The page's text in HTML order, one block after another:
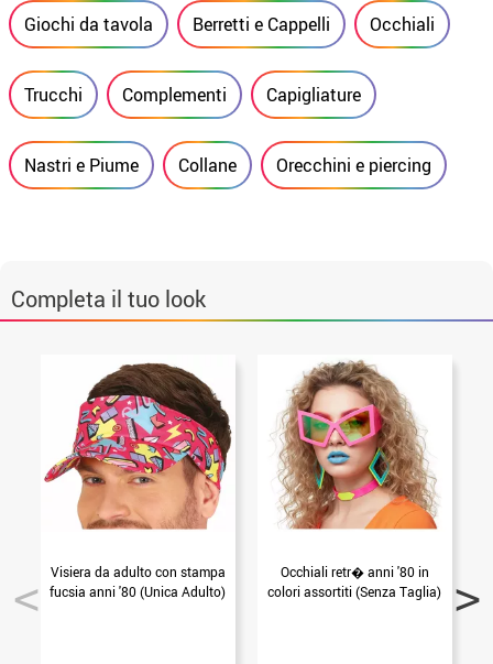
Giochi da tavola Berretti e Cappelli Occhiali
Trucchi Complementi Capigliature
Nastri e Piume Collane Orecchini e piercing
Completa il tuo look
Visiera da adulto con stampa
fucsia anni '80 (Unica Adulto)
Occhiali retr� anni '80 in
colori assortiti (Senza Taglia)